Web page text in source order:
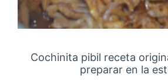
Cochinita pibil receta
preparar en la